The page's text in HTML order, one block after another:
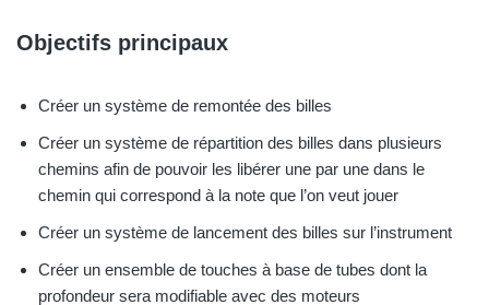
Objectifs principaux
Créer un système de remontée des billes
Créer un système de répartition des billes dans plusieurs
chemins afin de pouvoir les libérer une par une dans le
chemin qui correspond à la note que l’on veut jouer
Créer un système de lancement des billes sur l’instrument
Créer un ensemble de touches à base de tubes dont la
profondeur sera modifiable avec des moteurs